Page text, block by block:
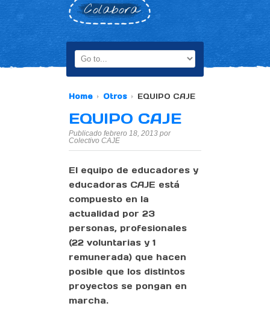
Colabora
Home Otros EQUIPO CAJE
EQUIPO CAJE
Publicado febrero 18, 2013 por
Colectivo CAJE
El equipo de educadores y
educadoras CAJE está
compuesto en la
actualidad por 23
personas, profesionales
(22 voluntarias y 1
remunerada) que hacen
posible que los distintos
proyectos se pongan en
marcha.